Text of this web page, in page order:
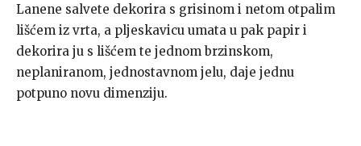
Lanene salvete dekorira s grisinom i netom otpalim
lišćem iz vrta, a pljeskavicu umata u pak papir i
dekorira ju s lišćem te jednom brzinskom,
neplaniranom, jednostavnom jelu, daje jednu
potpuno novu dimenziju.